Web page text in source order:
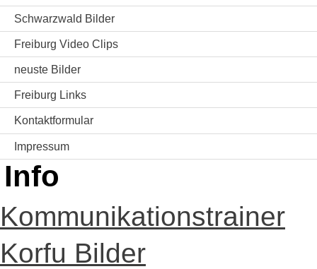
Schwarzwald Bilder
Freiburg Video Clips
neuste Bilder
Freiburg Links
Kontaktformular
Impressum
Info
Kommunikationstrainer
Korfu Bilder